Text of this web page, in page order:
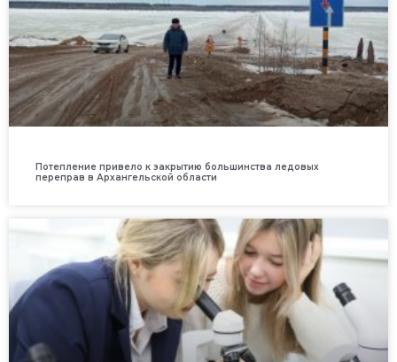
Потепление привело к закрытию большинства ледовых
переправ в Архангельской области